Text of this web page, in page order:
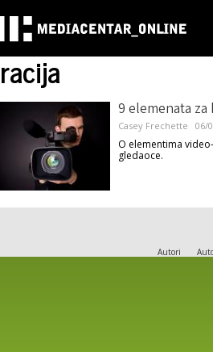
9 elemenata
Casey Frechette 06/
O elementima
gledaoce.
Autori